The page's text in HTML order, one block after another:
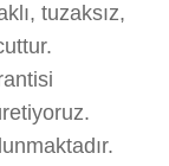
tuzaksız,